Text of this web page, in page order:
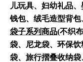
儿玩具、妇幼礼品
钱包、绒毛造型背
袋子系列商品(不织
袋、尼龙袋、环保
袋、旅行摺叠收纳